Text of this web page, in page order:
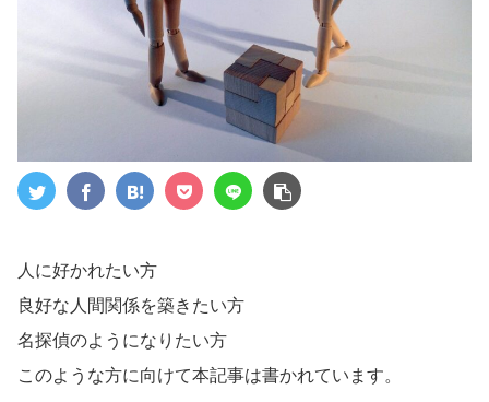
人に好かれたい方
良好な人間関係を築きたい方
名探偵のようになりたい方
このような方に向けて本記事は書かれています。